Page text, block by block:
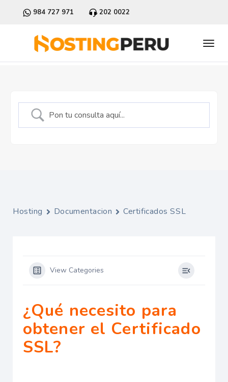
984 727 971 202 0022
Hosting Documentacion Certificados SSL
View Categories
¿Qué necesito para
obtener el Certificado
SSL?